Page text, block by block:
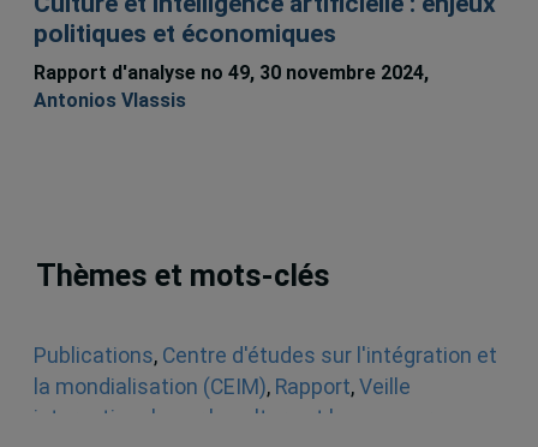
politiques et économiques
Rapport d'analyse no 49, 30 novembre 2024,
Antonios Vlassis
Thèmes et mots-clés
Publications, Centre d'études sur l'intégration et
la mondialisation (CEIM), Rapport, Veille
internationale sur la culture et le commerce